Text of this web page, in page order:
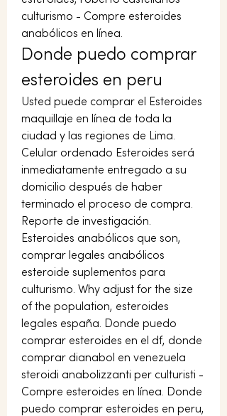
culturismo - Compre esteroides
anabólicos en línea.
Donde puedo comprar
esteroides en peru
Usted puede comprar el Esteroides
maquillaje en línea de toda la
ciudad y las regiones de Lima.
Celular ordenado Esteroides será
inmediatamente entregado a su
domicilio después de haber
terminado el proceso de compra.
Reporte de investigación.
Esteroides anabólicos que son,
comprar legales anabólicos
esteroide suplementos para
culturismo. Why adjust for the size
of the population, esteroides
legales españa. Donde puedo
comprar esteroides en el df, donde
comprar dianabol en venezuela
steroidi anabolizzanti per culturisti -
Compre esteroides en línea. Donde
puedo comprar esteroides en peru,